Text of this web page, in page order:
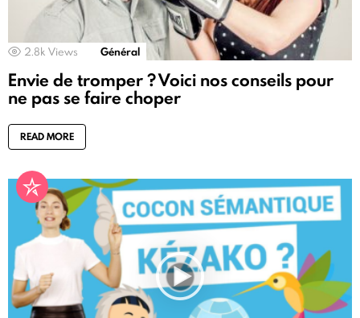
2.8k Views Général
Envie de tromper ? Voici nos conseils pour
ne pas se faire choper
READ MORE